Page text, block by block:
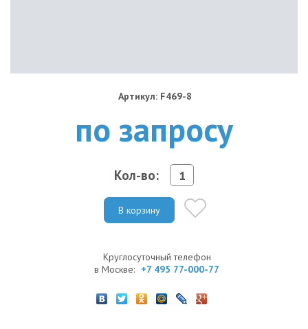
Артикул: F469-8
по запросу
Кол-во:
В корзину
Круглосуточный телефон
в Москве: +7 495 77-000-77